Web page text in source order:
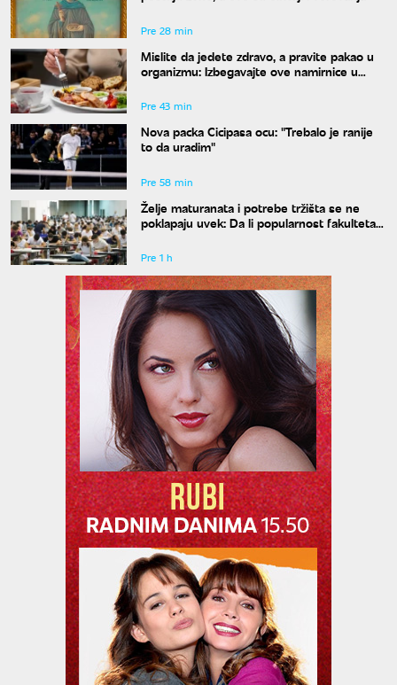
Pre 28 min
Mislite da jedete zdravo, a pravite pakao u
organizmu: Izbegavajte ove namirnice u
nestabilan
Pre 43 min
Nova packa Cicipasa ocu: "Trebalo je ranije
to da uradim"
Pre 58 min
Želje maturanata i potrebe tržišta se ne
poklapaju uvek: Da li popularnost fakulteta
Pre 1 h